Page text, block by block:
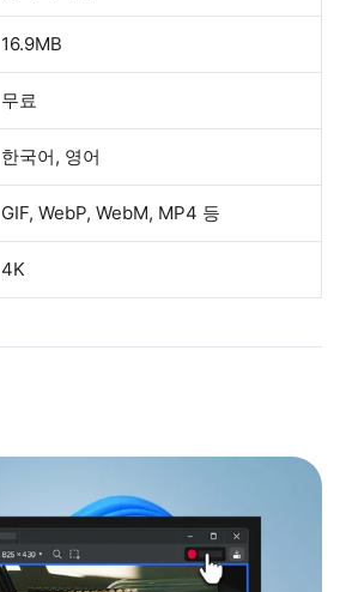
16.9MB
무료
한국어, 영어
GIF, WebP, WebM, MP4 등
4K